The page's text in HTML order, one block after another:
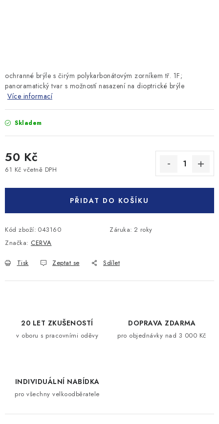
ochranné brýle s čirým polykarbonátovým zorníkem tř. 1F;
panoramatický tvar s možností nasazení na dioptrické brýle
Více informací
Skladem
50 Kč
61 Kč včetně DPH
PŘIDAT DO KOŠÍKU
Kód zboží: 043160 Záruka: 2 roky
Značka: CERVA
Tisk Zeptat se Sdílet
20 LET ZKUŠENOSTÍ
v oboru s pracovními oděvy
DOPRAVA ZDARMA
pro objednávky nad 3 000 Kč
INDIVIDUÁLNÍ NABÍDKA
pro všechny velkoodběratele